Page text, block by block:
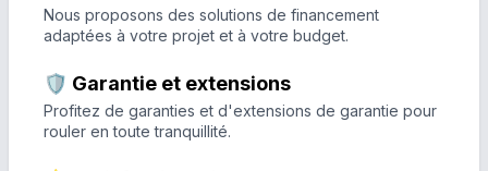
Nous proposons des solutions de financement
adaptées à votre projet et à votre budget.
🛡️ Garantie et extensions
Profitez de garanties et d'extensions de garantie pour
rouler en toute tranquillité.